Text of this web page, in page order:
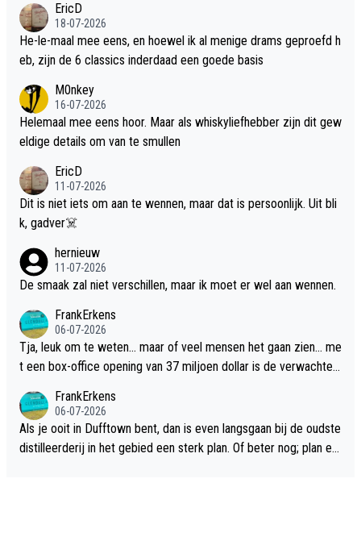
EricD
18-07-2026
He-le-maal mee eens, en hoewel ik al menige drams geproefd h
eb, zijn de 6 classics inderdaad een goede basis
M0nkey
16-07-2026
Helemaal mee eens hoor. Maar als whiskyliefhebber zijn dit gew
eldige details om van te smullen
EricD
11-07-2026
Dit is niet iets om aan te wennen, maar dat is persoonlijk. Uit bli
k, gadver☠️
hernieuw
11-07-2026
De smaak zal niet verschillen, maar ik moet er wel aan wennen.
FrankErkens
06-07-2026
Tja, leuk om te weten... maar of veel mensen het gaan zien... me
t een box-office opening van 37 miljoen dollar is de verwachte
FrankErkens
06-07-2026
Als je ooit in Dufftown bent, dan is even langsgaan bij de oudste
distilleerderij in het gebied een sterk plan. Of beter nog; plan ee